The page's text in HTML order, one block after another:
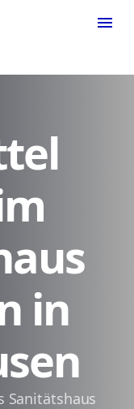
menu
in
Sanitätshaus